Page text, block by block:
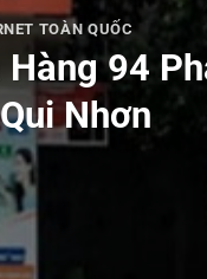
TOÀN QUỐC
94
Nhơn